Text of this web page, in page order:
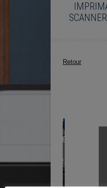
Retour
Imprimante
mobile
thermique